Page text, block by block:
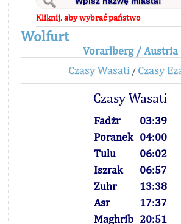
Kliknij, aby wybrać państwo
Wolfurt
Vorarlberg / Austria
Czasy Wasati / Czasy
Czasy Wasati
Fadżr
03:39
Poranek 04:00
Tulu
06:02
Iszrak
06:57
Zuhr
13:38
Asr
17:37
Maghrib 20:51